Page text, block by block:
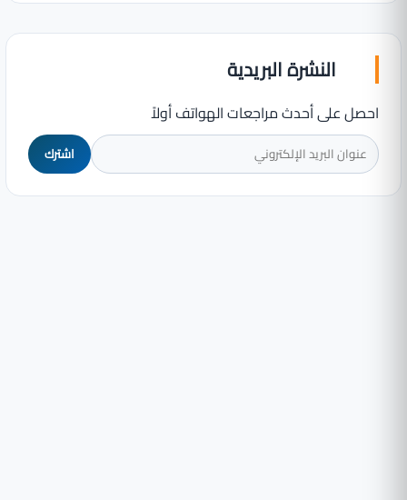
النشرة البريدية
احصل على أحدث مراجعات الهواتف أولاً
اشترك